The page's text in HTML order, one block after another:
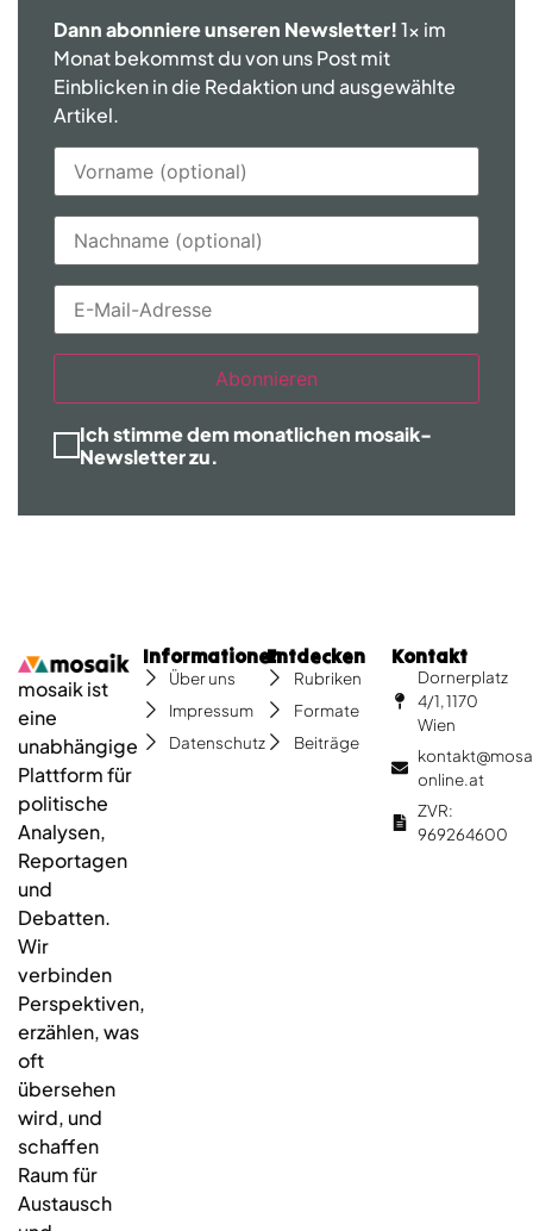
Dann abonniere unseren Newsletter!1x im
Monat bekommst du von uns Post mit
Einblicken in die Redaktion und ausgewählte
Artikel.
Abonnieren
Ich stimme dem monatlichen mosaik-
Newsletter zu.
mosaik ist
eine
unabhängige
Plattform für
politische
Analysen,
Reportagen
und
Debatten.
Wir
verbinden
Perspektiven,
erzählen, was
oft
übersehen
wird, und
schaffen
Raum für
Austausch
Informationen
Über uns
Impressum
Datenschutz
Entdecken
Rubriken
Formate
Beiträge
Kontakt
Dornerplatz
4/1, 1170
Wien
online.at
ZVR:
969264600